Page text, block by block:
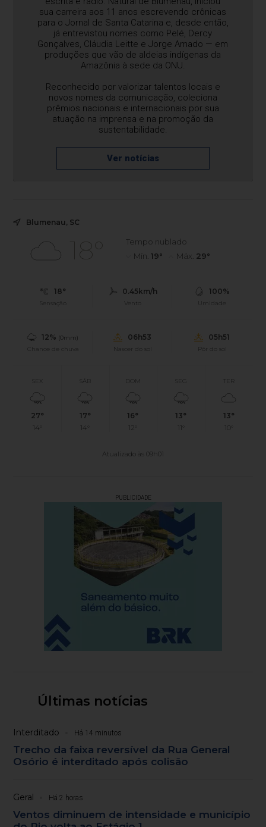
sua carreira aos 11 anos escrevendo crônicas
para o Jornal de Santa Catarina e, desde então,
já entrevistou nomes como Pelé, Dercy
Gonçalves, Cláudia Leitte e Jorge Amado — em
produções que vão de aldeias indígenas da
Amazônia à sede da ONU.
Reconhecido por valorizar talentos locais e
novos nomes da comunicação, coleciona
prêmios nacionais e internacionais por sua
atuação na imprensa e na promoção da
sustentabilidade.
Ver notícias
Blumenau, SC
18°
Tempo nublado
Mín. 19° Máx. 29°
18°
Sensação
0.45km/h
Vento
100%
Umidade
12% (0mm)
Chance de chuva
06h53
Nascer do sol
05h51
Pôr do sol
SEX
27°
14°
SÁB
17°
14°
DOM
16°
12°
SEG
13°
11°
TER
13°
10°
Atualizado às 09h01
PUBLICIDADE
Últimas notícias
Interditado Há 14 minutos
Trecho da faixa reversível da Rua General
Osório é interditado após colisão
Geral Há 2 horas
Ventos diminuem de intensidade e município